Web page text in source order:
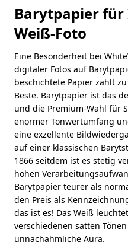
Barytpapier für
Weiß-Foto
Eine Besonderheit bei
digitaler Fotos auf
beschichtete Papier zählt
Beste. Barytpapier ist das
und die Premium-Wahl für
enormer Tonwertumfang
eine exzellente
auf einer klassischen
1866 seitdem ist es stetig
hohen
Barytpapier teurer als
den Preis als
das ist es! Das Weiß
verschiedenen satten
unnachahmliche Aura.